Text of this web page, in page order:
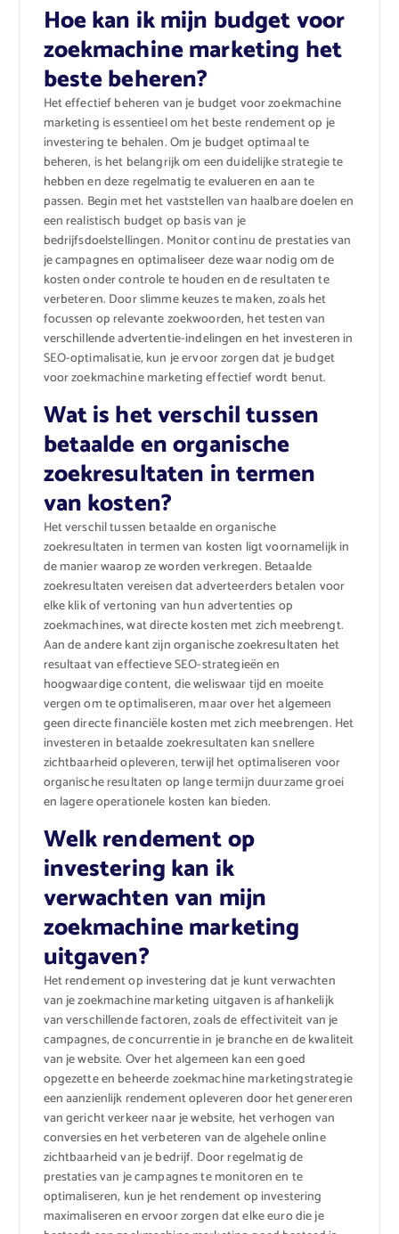
Hoe kan ik mijn budget voor
zoekmachine marketing het
beste beheren?
Het effectief beheren van je budget voor zoekmachine
marketing is essentieel om het beste rendement op je
investering te behalen. Om je budget optimaal te
beheren, is het belangrijk om een duidelijke strategie te
hebben en deze regelmatig te evalueren en aan te
passen. Begin met het vaststellen van haalbare doelen en
een realistisch budget op basis van je
bedrijfsdoelstellingen. Monitor continu de prestaties van
je campagnes en optimaliseer deze waar nodig om de
kosten onder controle te houden en de resultaten te
verbeteren. Door slimme keuzes te maken, zoals het
focussen op relevante zoekwoorden, het testen van
verschillende advertentie-indelingen en het investeren in
SEO-optimalisatie, kun je ervoor zorgen dat je budget
voor zoekmachine marketing effectief wordt benut.
Wat is het verschil tussen
betaalde en organische
zoekresultaten in termen
van kosten?
Het verschil tussen betaalde en organische
zoekresultaten in termen van kosten ligt voornamelijk in
de manier waarop ze worden verkregen. Betaalde
zoekresultaten vereisen dat adverteerders betalen voor
elke klik of vertoning van hun advertenties op
zoekmachines, wat directe kosten met zich meebrengt.
Aan de andere kant zijn organische zoekresultaten het
resultaat van effectieve SEO-strategieën en
hoogwaardige content, die weliswaar tijd en moeite
vergen om te optimaliseren, maar over het algemeen
geen directe financiële kosten met zich meebrengen. Het
investeren in betaalde zoekresultaten kan snellere
zichtbaarheid opleveren, terwijl het optimaliseren voor
organische resultaten op lange termijn duurzame groei
en lagere operationele kosten kan bieden.
Welk rendement op
investering kan ik
verwachten van mijn
zoekmachine marketing
uitgaven?
Het rendement op investering dat je kunt verwachten
van je zoekmachine marketing uitgaven is afhankelijk
van verschillende factoren, zoals de effectiviteit van je
campagnes, de concurrentie in je branche en de kwaliteit
van je website. Over het algemeen kan een goed
opgezette en beheerde zoekmachine marketingstrategie
een aanzienlijk rendement opleveren door het genereren
van gericht verkeer naar je website, het verhogen van
conversies en het verbeteren van de algehele online
zichtbaarheid van je bedrijf. Door regelmatig de
prestaties van je campagnes te monitoren en te
optimaliseren, kun je het rendement op investering
maximaliseren en ervoor zorgen dat elke euro die je